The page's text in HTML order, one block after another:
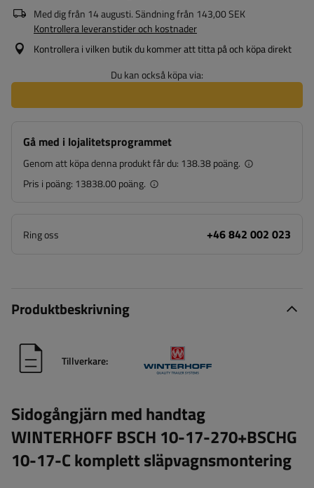
Med dig från 14 augusti. Sändning från 143,00 SEK
Kontrollera leveranstider och kostnader
Kontrollera i vilken butik du kommer att titta på och köpa direkt
Du kan också köpa via:
Gå med i lojalitetsprogrammet
Genom att köpa denna produkt får du: 138.38 poäng.
Pris i poäng: 13838.00 poäng.
Ring oss +46 842 002 023
Produktbeskrivning
Tillverkare:
Sidogångjärn med handtag
WINTERHOFF BSCH 10-17-270+BSCHG
10-17-C komplett släpvagnsmontering